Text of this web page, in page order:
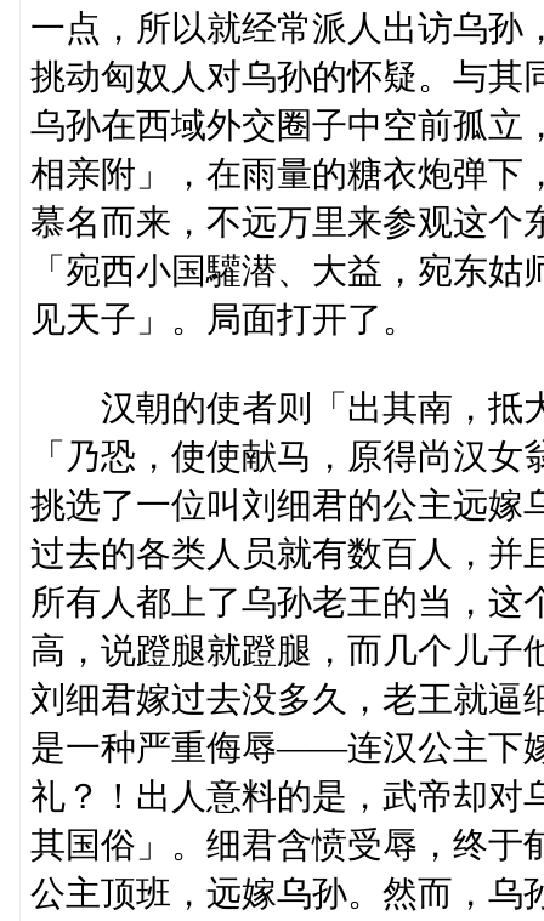
一点，所以就经常派人出访乌孙
挑动匈奴人对乌孙的怀疑。与其
乌孙在西域外交圈子中空前孤立
相亲附」，在雨量的糖衣炮弹下
慕名而来，不远万里来参观这个
「宛西小国驩潜、大益，宛东
见天子」。局面打开了。
汉朝的使者则「出其南，抵
「乃恐，使使献马，原得尚汉
挑选了一位叫刘细君的公主远嫁
过去的各类人员就有数百人，并
所有人都上了乌孙老王的当，这
高，说蹬腿就蹬腿，而几个儿子
刘细君嫁过去没多久，老王就逼
是一种严重侮辱——连汉公主下
礼？！出人意料的是，武帝却对
其国俗」。细君含愤受辱，终于
公主顶班，远嫁乌孙。然而，乌